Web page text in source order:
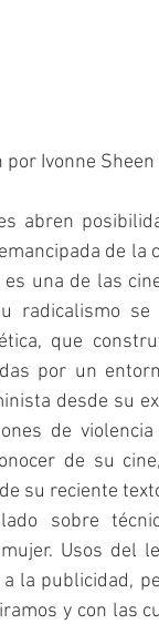
por Ivonne Sheen
abren
de
una de las
radicalismo
que
por un
desde su
de
de su
su reciente
sobre
Usos del
la publicidad,
y con las